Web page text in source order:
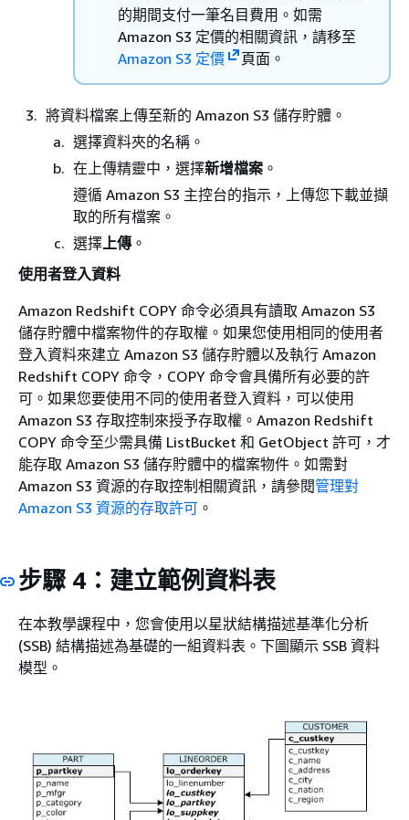
的期間支付一筆名目費用。如需
Amazon S3 定價的相關資訊，請移至
Amazon S3 定價
頁面。
將資料檔案上傳至新的 Amazon S3 儲存貯體。
選擇資料夾的名稱。
在上傳精靈中，選擇新增檔案 。
遵循 Amazon S3 主控台的指示，上傳您下載並擷
取的所有檔案。
選擇上傳 。
使用者登入資料
Amazon Redshift COPY 命令必須具有讀取 Amazon S3
儲存貯體中檔案物件的存取權。如果您使用相同的使用者
登入資料來建立 Amazon S3 儲存貯體以及執行 Amazon
Redshift COPY 命令，COPY 命令會具備所有必要的許
可。如果您要使用不同的使用者登入資料，可以使用
Amazon S3 存取控制來授予存取權。Amazon Redshift
COPY 命令至少需具備 ListBucket 和 GetObject 許可，才
能存取 Amazon S3 儲存貯體中的檔案物件。如需對
Amazon S3 資源的存取控制相關資訊，請參閱管理對
Amazon S3 資源的存取許可 。
步驟 4：建立範例資料表
在本教學課程中，您會使用以星狀結構描述基準化分析
(SSB) 結構描述為基礎的一組資料表。下圖顯示 SSB 資料
模型。